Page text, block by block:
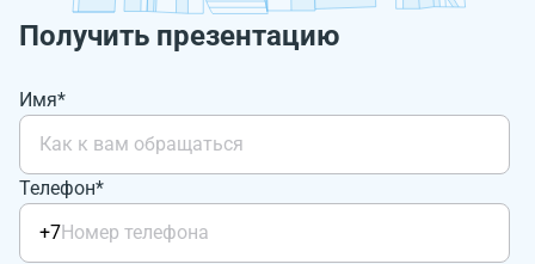
Получить презентацию
Имя*
Телефон*
+7